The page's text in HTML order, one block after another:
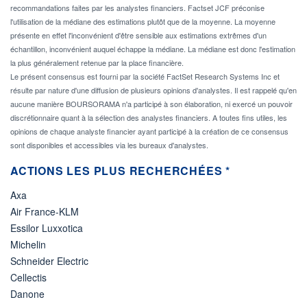
recommandations faites par les analystes financiers. Factset JCF préconise
l'utilisation de la médiane des estimations plutôt que de la moyenne. La moyenne
présente en effet l'inconvénient d'être sensible aux estimations extrêmes d'un
échantillon, inconvénient auquel échappe la médiane. La médiane est donc l'estimation
la plus généralement retenue par la place financière.
Le présent consensus est fourni par la société FactSet Research Systems Inc et
résulte par nature d'une diffusion de plusieurs opinions d'analystes. Il est rappelé qu'en
aucune manière BOURSORAMA n'a participé à son élaboration, ni exercé un pouvoir
discrétionnaire quant à la sélection des analystes financiers. A toutes fins utiles, les
opinions de chaque analyste financier ayant participé à la création de ce consensus
sont disponibles et accessibles via les bureaux d'analystes.
ACTIONS LES PLUS RECHERCHÉES *
Axa
Air France-KLM
Essilor Luxxotica
Michelin
Schneider Electric
Cellectis
Danone